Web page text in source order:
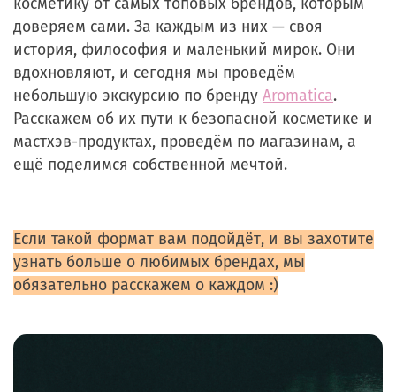
доверяем сами. За каждым из них — своя
история, философия и маленький мирок. Они
вдохновляют, и сегодня мы проведём
небольшую экскурсию по бренду Aromatica.
Расскажем об их пути к безопасной косметике и
мастхэв-продуктах, проведём по магазинам, а
ещё поделимся собственной мечтой.
Если такой формат вам подойдёт, и вы захотите
узнать больше о любимых брендах, мы
обязательно расскажем о каждом :)